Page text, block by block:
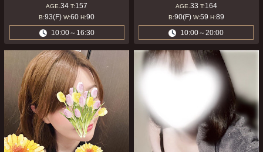
AGE.34T:157
B:93(F)W:60H:90
10:00～16:30
AGE. 33 T:164
B:90(F) W:59 H:89
10:00～20:00